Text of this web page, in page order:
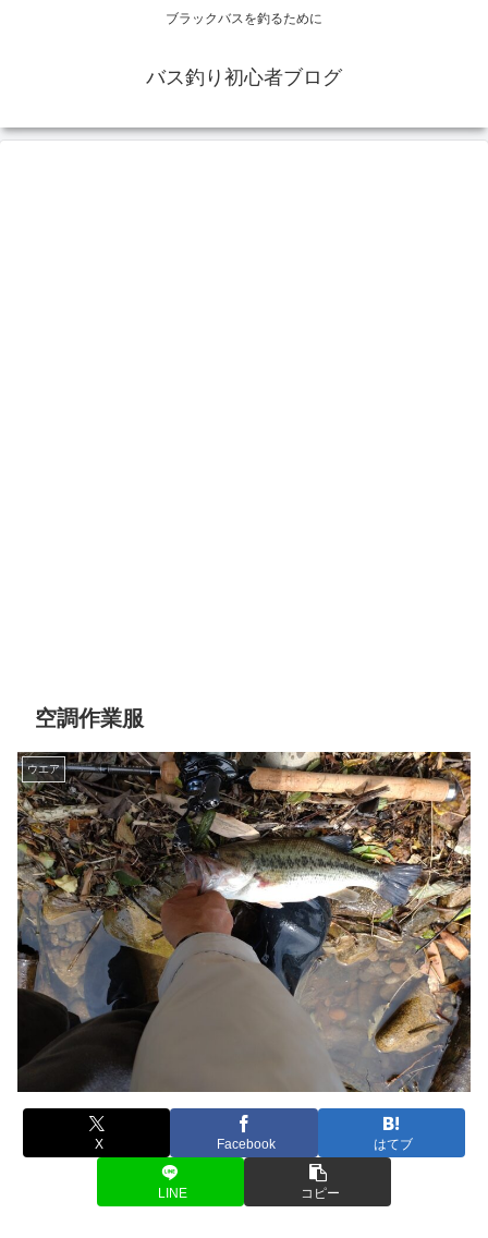
ブラックバスを釣るために
バス釣り初心者ブログ
空調作業服
ウエア
X Facebook はてブ
LINE コピー